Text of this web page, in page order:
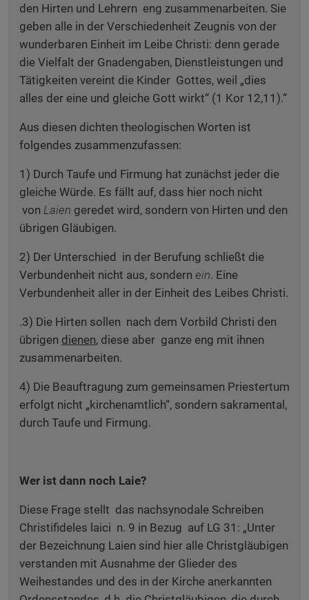
den Hirten und Lehrern eng zusammenarbeiten. Sie
geben alle in der Verschiedenheit Zeugnis von der
wunderbaren Einheit im Leibe Christi: denn gerade
die Vielfalt der Gnadengaben, Dienstleistungen und
Tätigkeiten vereint die Kinder Gottes, weil „dies
alles der eine und gleiche Gott wirkt“ (1 Kor 12,11).“
Aus diesen dichten theologischen Worten ist
folgendes zusammenzufassen:
1) Durch Taufe und Firmung hat zunächst jeder die
gleiche Würde. Es fällt auf, dass hier noch nicht
von Laien geredet wird, sondern von Hirten und den
übrigen Gläubigen.
2) Der Unterschied in der Berufung schließt die
Verbundenheit nicht aus, sondern ein. Eine
Verbundenheit aller in der Einheit des Leibes Christi.
.3) Die Hirten sollen nach dem Vorbild Christi den
übrigen dienen, diese aber ganze eng mit ihnen
zusammenarbeiten.
4) Die Beauftragung zum gemeinsamen Priestertum
erfolgt nicht „kirchenamtlich“, sondern sakramental,
durch Taufe und Firmung.
Wer ist dann noch Laie?
Diese Frage stellt das nachsynodale Schreiben
Christifideles laici n. 9 in Bezug auf LG 31: „Unter
der Bezeichnung Laien sind hier alle Christgläubigen
verstanden mit Ausnahme der Glieder des
Weihestandes und des in der Kirche anerkannten